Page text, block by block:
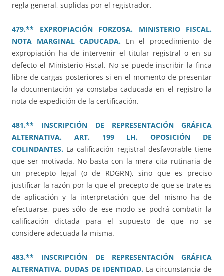
regla general, suplidas por el registrador.
479.** EXPROPIACIÓN FORZOSA. MINISTERIO FISCAL.
NOTA MARGINAL CADUCADA. En el procedimiento de
expropiación ha de intervenir el titular registral o en su
defecto el Ministerio Fiscal. No se puede inscribir la finca
libre de cargas posteriores si en el momento de presentar
la documentación ya constaba caducada en el registro la
nota de expedición de la certificación.
481.** INSCRIPCIÓN DE REPRESENTACIÓN GRÁFICA
ALTERNATIVA. ART. 199 LH. OPOSICIÓN DE
COLINDANTES. La calificación registral desfavorable tiene
que ser motivada. No basta con la mera cita rutinaria de
un precepto legal (o de RDGRN), sino que es preciso
justificar la razón por la que el precepto de que se trate es
de aplicación y la interpretación que del mismo ha de
efectuarse, pues sólo de ese modo se podrá combatir la
calificación dictada para el supuesto de que no se
considere adecuada la misma.
483.** INSCRIPCIÓN DE REPRESENTACIÓN GRÁFICA
ALTERNATIVA. DUDAS DE IDENTIDAD. La circunstancia de